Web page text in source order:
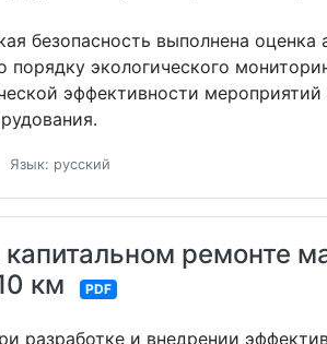
безопасность выполнена оценка
экологического
эффективности
Язык: русский
ремонте
км
PDF
разработке и внедрении